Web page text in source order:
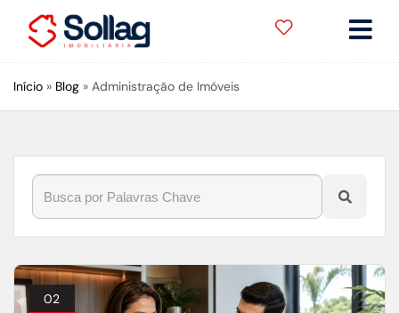
Início » Blog » Administração de Imóveis
02